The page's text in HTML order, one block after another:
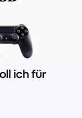
ich für